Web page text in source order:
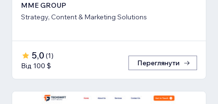
MME GROUP
Strategy, Content & Marketing Solutions
5,0 (1)
Від 100 $
Переглянути